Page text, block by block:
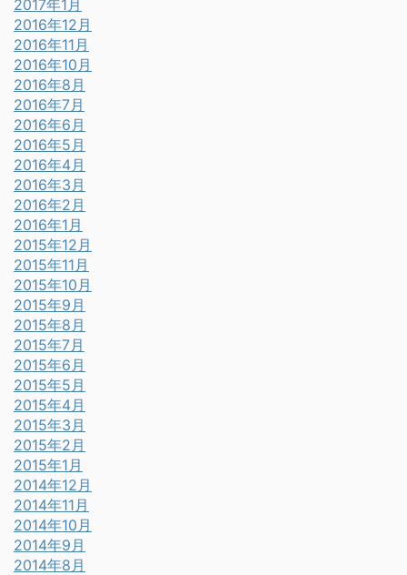
2017年1月
2016年12月
2016年11月
2016年10月
2016年8月
2016年7月
2016年6月
2016年5月
2016年4月
2016年3月
2016年2月
2016年1月
2015年12月
2015年11月
2015年10月
2015年9月
2015年8月
2015年7月
2015年6月
2015年5月
2015年4月
2015年3月
2015年2月
2015年1月
2014年12月
2014年11月
2014年10月
2014年9月
2014年8月